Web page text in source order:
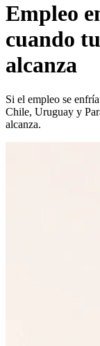
Empleo
cuando
alcanza
Si el empleo se
Chile, Uruguay y
alcanza.